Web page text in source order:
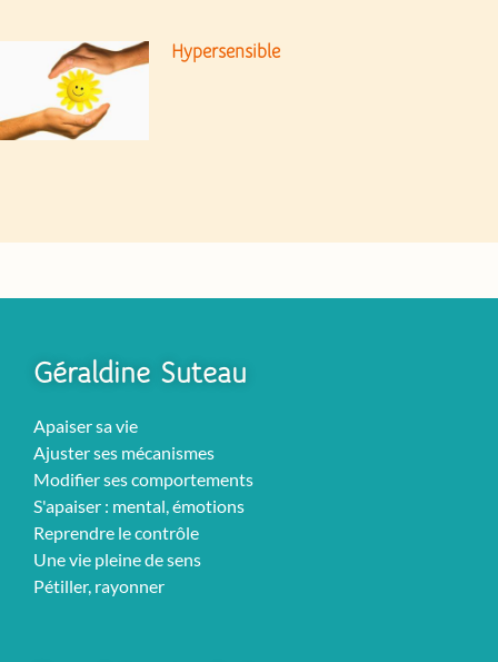
Hypersensible
Géraldine Suteau
Apaiser sa vie
Ajuster ses mécanismes
Modifier ses comportements
S'apaiser : mental, émotions
Reprendre le contrôle
Une vie pleine de sens
Pétiller, rayonner